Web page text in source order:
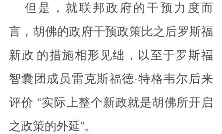
但是，就联邦政府的干预力度而
言，胡佛的政府干预政策比之后罗斯福
新政 的措施相形见绌，以至于罗斯福
智囊团成员雷克斯福德·特格韦尔后来
评价 “实际上整个新政就是胡佛所开启
之政策的外延”。